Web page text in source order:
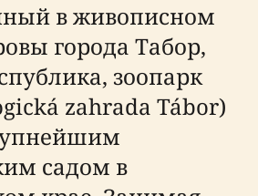
в живописном
города Табор,
зоопарк
zahrada Tábor)
садом в